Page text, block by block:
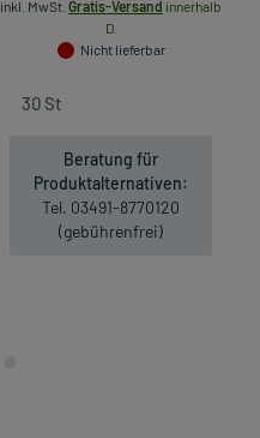
inkl. MwSt. Gratis-Versand innerhalb
D.
Nicht lieferbar
Beratung für
Produktalternativen:
Tel. 03491-8770120
(gebührenfrei)